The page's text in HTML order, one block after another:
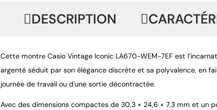
DESCRIPTION
Cette montre Casio Vintage Iconic LA670-WEM-7EF est
argenté séduit par son élégance discrète et sa polyvalence, en
journée de travail ou d'une sortie décontractée.
Avec des dimensions compactes de 30,3 × 24,6 × 7,3 mm et un